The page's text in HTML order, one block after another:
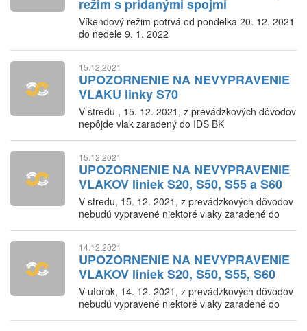
režim s pridanými spojmi
Víkendový režim potrvá od pondelka 20. 12. 2021
do nedele 9. 1. 2022
15.12.2021
UPOZORNENIE NA NEVYPRAVENIE
VLAKU linky S70
V stredu , 15. 12. 2021, z prevádzkových dôvodov
nepôjde vlak zaradený do IDS BK
15.12.2021
UPOZORNENIE NA NEVYPRAVENIE
VLAKOV liniek S20, S50, S55 a S60
V stredu, 15. 12. 2021, z prevádzkových dôvodov
nebudú vypravené niektoré vlaky zaradené do
14.12.2021
UPOZORNENIE NA NEVYPRAVENIE
VLAKOV liniek S20, S50, S55, S60
V utorok, 14. 12. 2021, z prevádzkových dôvodov
nebudú vypravené niektoré vlaky zaradené do